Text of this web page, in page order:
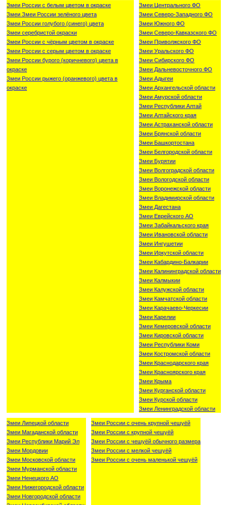
Змеи России с белым цветом в окраске
Змеи Змеи России зелёного цвета
Змеи России голубого (синего) цвета
Змеи серебристой окраски
Змеи России с чёрным цветом в окраске
Змеи России с серым цветом в окраске
Змеи России бурого (коричневого) цвета в
окраске
Змеи России рыжего (оранжевого) цвета в
окраске
Змеи Центрального ФО
Змеи Северо-Западного ФО
Змеи Южного ФО
Змеи Северо-Кавказского ФО
Змеи Приволжского ФО
Змеи Уральского ФО
Змеи Сибирского ФО
Змеи Дальневосточного ФО
Змеи Адыгеи
Змеи Архангельской области
Змеи Амурской области
Змеи Республики Алтай
Змеи Алтайского края
Змеи Астраханской области
Змеи Брянской области
Змеи Башкортостана
Змеи Белгородской области
Змеи Бурятии
Змеи Волгоградской области
Змеи Вологодской области
Змеи Воронежской области
Змеи Владимирской области
Змеи Дагестана
Змеи Еврейского АО
Змеи Забайкальского края
Змеи Ивановской области
Змеи Ингушетии
Змеи Иркутской области
Змеи Кабардино-Балкарии
Змеи Калининградской области
Змеи Калмыкии
Змеи Калужской области
Змеи Камчатской области
Змеи Карачаево-Черкесии
Змеи Карелии
Змеи Кемеровской области
Змеи Кировской области
Змеи Республики Коми
Змеи Костромской области
Змеи Краснодарского края
Змеи Красноярского края
Змеи Крыма
Змеи Курганской области
Змеи Курской области
Змеи Ленинградской области
Змеи Липецкой области
Змеи Магаданской области
Змеи Республики Марий Эл
Змеи Мордовии
Змеи Московской области
Змеи Мурманской области
Змеи Ненецкого АО
Змеи Нижегородской области
Змеи Новгородской области
Змеи России с очень крупной чешуёй
Змеи России с крупной чешуёй
Змеи России с чешуёй обычного размера
Змеи России с мелкой чешуёй
Змеи России с очень маленькой чешуёй